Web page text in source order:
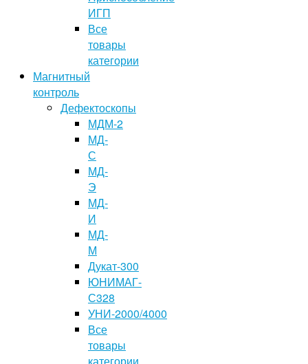
ИГП
Все
товары
категории
Магнитный
контроль
Дефектоскопы
МДМ-2
МД-
С
МД-
Э
МД-
И
МД-
М
Дукат-300
ЮНИМАГ-
С328
УНИ-2000/4000
Все
товары